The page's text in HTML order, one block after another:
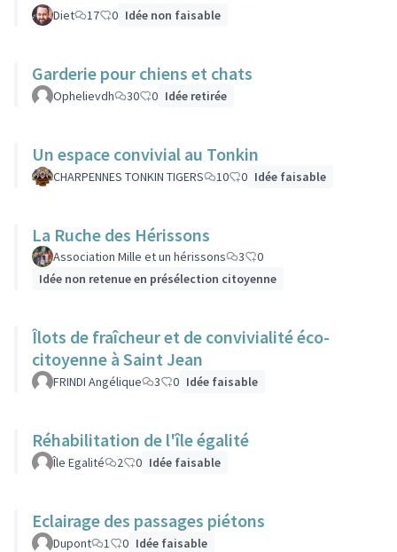
Diet 17 0 Idée non faisable
Garderie pour chiens et chats
Ophelievdh 30 0 Idée retirée
Un espace convivial au Tonkin
CHARPENNES TONKIN TIGERS 10 0 Idée faisable
La Ruche des Hérissons
Association Mille et un hérissons 3
0
Idée non retenue en présélection citoyenne
Îlots de fraîcheur et de convivialité éco-
citoyenne à Saint Jean
FRINDI Angélique 3 0 Idée faisable
Réhabilitation de l'île égalité
Île Egalité 2 0 Idée faisable
Eclairage des passages piétons
Dupont 1 0 Idée faisable